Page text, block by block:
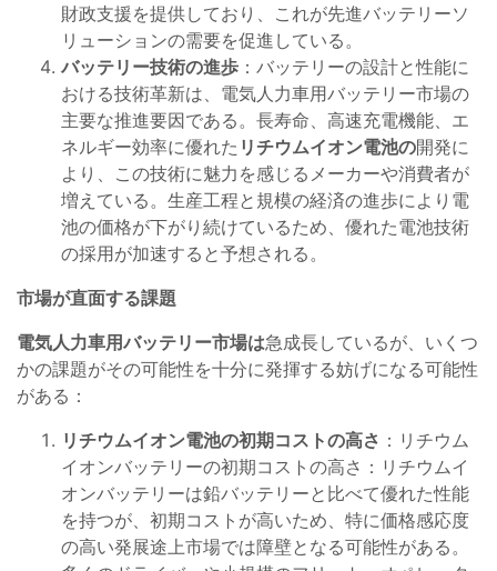
財政支援を提供しており、これが先進バッテリーソ
リューションの需要を促進している。
バッテリー技術の進歩 ：バッテリーの設計と性能に
おける技術革新は、電気人力車用バッテリー市場の
主要な推進要因である。長寿命、高速充電機能、エ
ネルギー効率に優れた リチウムイオン電池の開発に
より、この技術に魅力を感じるメーカーや消費者が
増えている。生産工程と規模の経済の進歩により電
池の価格が下がり続けているため、優れた電池技術
の採用が加速すると予想される。
市場が直面する課題
電気人力車用バッテリー市場は急成長しているが、いくつ
かの課題がその可能性を十分に発揮する妨げになる可能性
がある：
リチウムイオン電池の初期コストの高さ ：リチウム
イオンバッテリーの初期コストの高さ：リチウムイ
オンバッテリーは鉛バッテリーと比べて優れた性能
を持つが、初期コストが高いため、特に価格感応度
の高い発展途上市場では障壁となる可能性がある。